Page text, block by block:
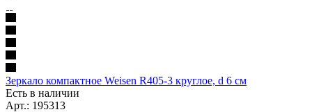
Зеркало компактное Weisen R405-3 круглое, d 6 см
Есть в наличии
Арт.: 195313